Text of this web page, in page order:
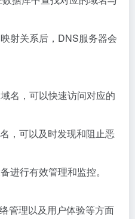
射关系后，DNS服务器会
名，可以快速访问对应的
，可以及时发现和阻止恶
进行有效管理和监控。
管理以及用户体验等方面